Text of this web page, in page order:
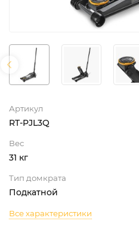
Артикул
RT-PJL3Q
Вес
31 кг
Тип домкрата
Подкатной
Все характеристики